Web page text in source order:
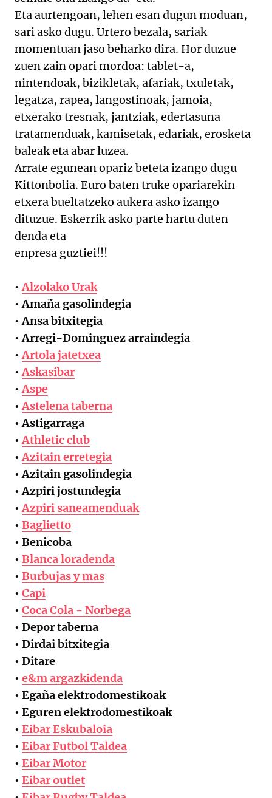
Eta aurtengoan, lehen esan dugun moduan,
sari asko dugu. Urtero bezala, sariak
momentuan jaso beharko dira. Hor duzue
zuen zain opari mordoa: tablet-a,
nintendoak, bizikletak, afariak, txuletak,
legatza, rapea, langostinoak, jamoia,
etxerako tresnak, jantziak, edertasuna
tratamenduak, kamisetak, edariak, erosketa
baleak eta abar luzea.
Arrate egunean opariz beteta izango dugu
Kittonbolia. Euro baten truke opariarekin
etxera bueltatzeko aukera asko izango
dituzue. Eskerrik asko parte hartu duten
denda eta
enpresa guztiei!!!
•Alzolako Urak
• Amaña gasolindegia
• Ansa bitxitegia
• Arregi-Dominguezarraindegia
•Artola jatetxea
•Askasibar
•Aspe
•Astelena taberna
• Astigarraga
•Athletic club
•Azitain erretegia
• Azitain gasolindegia
• Azpiri jostundegia
•Azpiri saneamenduak
• Baglietto
• Benicoba
• Blanca loradenda
• Burbujas y mas
• Capi
• Coca Cola - Norbega
• Depor taberna
• Dirdai bitxitegia
• Ditare
• e&m argazkidenda
• Egaña elektrodomestikoak
• Eguren elektrodomestikoak
• Eibar Eskubaloia
• Eibar Futbol Taldea
• Eibar Motor
• Eibar outlet